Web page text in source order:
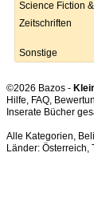
Science Fiction
Zeitschriften
Sonstige
©2026 Bazos -
Hilfe, FAQ,
Inserate Bücher
Alle Kategorien,
Länder: Österreich,